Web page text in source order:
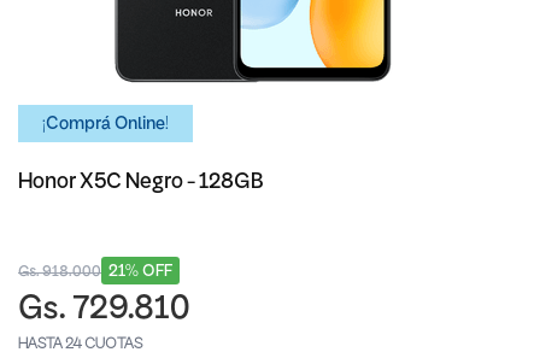
¡Comprá Online!
Honor X5C Negro - 128GB
21% OFF
Gs. 918.000
Gs. 729.810
HASTA 24 CUOTAS